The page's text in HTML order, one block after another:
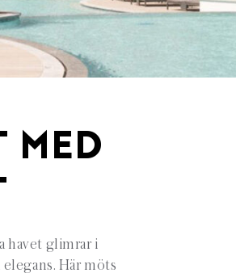
MED
havet glimrar i
Här möts